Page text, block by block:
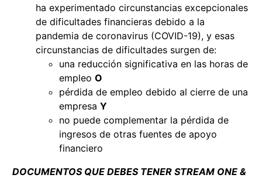
ha experimentado circunstancias excepcionales
de dificultades financieras debido a la
pandemia de coronavirus (COVID-19), y esas
circunstancias de dificultades surgen de:
una reducción significativa en las horas de
empleo O
pérdida de empleo debido al cierre de una
empresa Y
no puede complementar la pérdida de
ingresos de otras fuentes de apoyo
financiero
DOCUMENTOS QUE DEBES TENER STREAM ONE &